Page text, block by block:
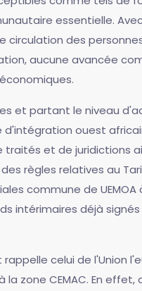
essentielle.
des
aucune avancée
et partant le niveau
d'intégration ouest
traités et de juridictions
règles relatives au
commune de
intérimaires déjà
celui de l'Union
zone CEMAC. En